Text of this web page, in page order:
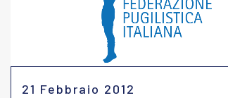
21 Febbraio 2012